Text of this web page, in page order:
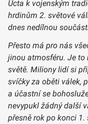
Úcta k vojenským
hrdinům 2. světové
dnes nedílnou
Přesto má pro nás
jinou atmosféru. Je to
světě. Miliony lidí si
svíčky za oběti válek,
a účastní se
nevypukl žádný další
přesně rok po konci 1.